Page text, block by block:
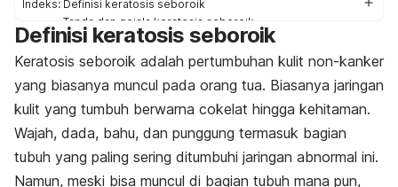
Indeks: Definisi keratosis seboroik
Tanda dan gejala keratosis seboroik
Penyebab dan faktor risiko
Diagnosis dan pengobatan
Definisi keratosis seboroik
Keratosis seboroik adalah pertumbuhan kulit non-kanker
yang biasanya muncul pada orang tua. Biasanya jaringan
kulit yang tumbuh berwarna cokelat hingga kehitaman.
Wajah, dada, bahu, dan punggung termasuk bagian
tubuh yang paling sering ditumbuhi jaringan abnormal ini.
Namun, meski bisa muncul di bagian tubuh mana pun,